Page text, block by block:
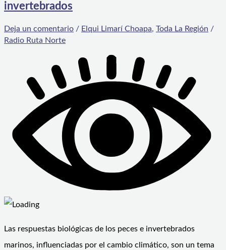
invertebrados
Deja un comentario / Elqui Limarí Choapa, Toda La Región /
Radio Ruta Norte
Las respuestas biológicas de los peces e invertebrados
marinos, influenciadas por el cambio climático, son un tema